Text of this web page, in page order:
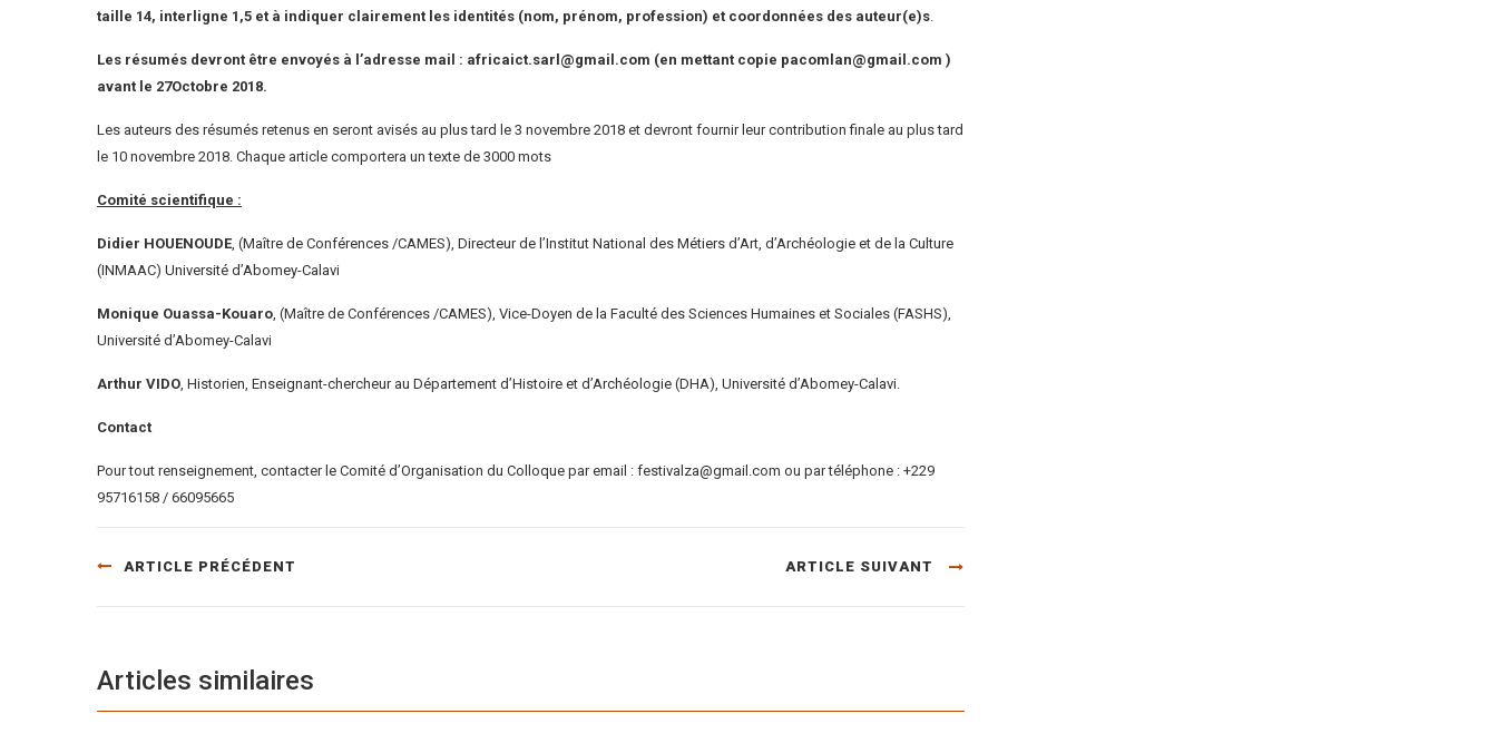
taille 14, interligne 1,5 et à indiquer clairement les identités (nom, prénom, profession) et coordonnées des auteur(e)s.
Les résumés devront être envoyés à l’adresse mail : africaict.sarl@gmail.com (en mettant copie pacomlan@gmail.com )
avant le 27Octobre 2018.
Les auteurs des résumés retenus en seront avisés au plus tard le 3 novembre 2018 et devront fournir leur contribution finale au plus tard
le 10 novembre 2018. Chaque article comportera un texte de 3000 mots
Comité scientifique :
Didier HOUENOUDE, (Maître de Conférences /CAMES), Directeur de l’Institut National des Métiers d’Art, d’Archéologie et de la Culture
(INMAAC) Université d’Abomey-Calavi
Monique Ouassa-Kouaro, (Maître de Conférences /CAMES), Vice-Doyen de la Faculté des Sciences Humaines et Sociales (FASHS),
Université d’Abomey-Calavi
Arthur VIDO, Historien, Enseignant-chercheur au Département d’Histoire et d’Archéologie (DHA), Université d’Abomey-Calavi.
Contact
Pour tout renseignement, contacter le Comité d’Organisation du Colloque par email : festivalza@gmail.com ou par téléphone : +229
95716158 / 66095665
ARTICLE PRÉCÉDENT ARTICLE SUIVANT
Articles similaires